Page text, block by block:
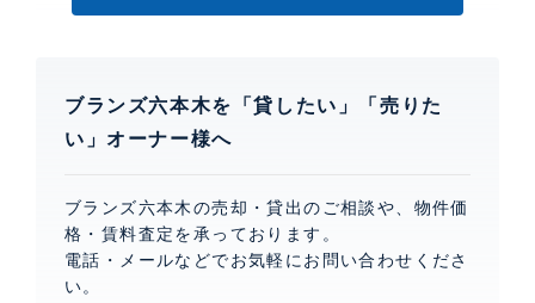
ブランズ六本木を「貸したい」「売りた
い」オーナー様へ
ブランズ六本木の売却・貸出のご相談や、物件価
格・賃料査定を承っております。
電話・メールなどでお気軽にお問い合わせくださ
い。